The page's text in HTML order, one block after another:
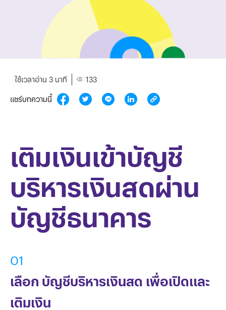
ใช้เวลาอ่าน 3 นาที
133
แชร์บทความนี้
เติมเงินเข้าบัญชี
บริหารเงินสดผ่าน
บัญชีธนาคาร
01
เลือก บัญชีบริหารเงินสด เพื่อเปิดและ
เติมเงิน